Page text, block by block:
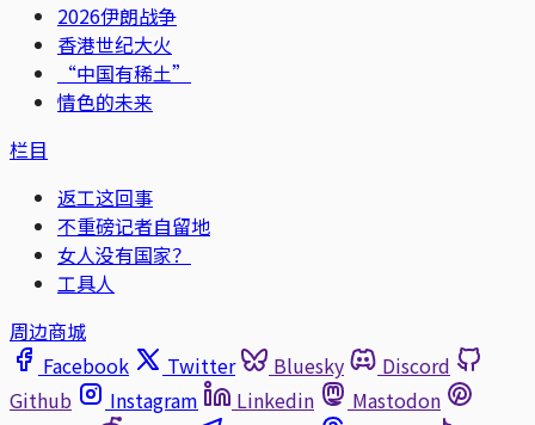
2026伊朗战争
香港世纪大火
“中国有稀土”
情色的未来
栏目
返工这回事
不重磅记者自留地
女人没有国家？
工具人
周边商城
Facebook
Twitter Bluesky
Discord
Github
Instagram Linkedin
Mastodon